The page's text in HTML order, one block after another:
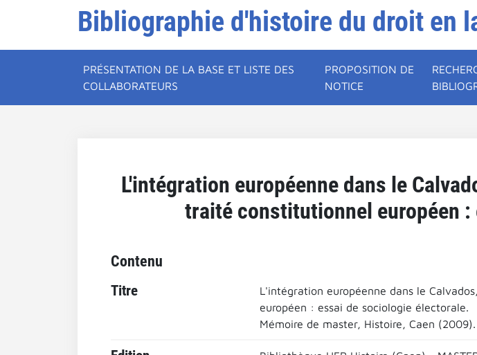
Bibliographie d'histoire du droit en
PRÉSENTATION DE LA BASE ET LISTE DES
COLLABORATEURS
PROPOSITION DE
NOTICE
L'intégration européenne dans le
traité constitutionnel européen
Contenu
Titre
L'intégration européenne dans le
européen : essai de sociologie électorale.
Mémoire de master, Histoire, Caen (2009).